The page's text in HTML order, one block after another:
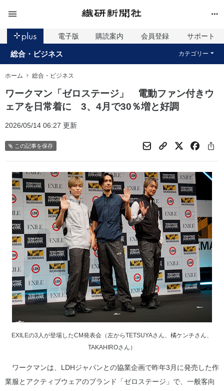
電子版 購読案内 会員登録 サポート
総合・ビジネス カテゴリー
ホーム 総合・ビジネス
ワークマン「ゼロステージ」 電動ファン付きウ
ェアを日常着に 3、4月で30％増と好調
2026/05/14 06:27 更新
この記事を保存
EXILEの3人が登場したCM発表会（左からTETSUYAさん、橘ケンチさん、
TAKAHIROさん）
ワークマンは、LDHジャパンとの協業企画で昨年3月に発売した作
業服とアクティブウェアのブランド「ゼロステージ」で、一般客向